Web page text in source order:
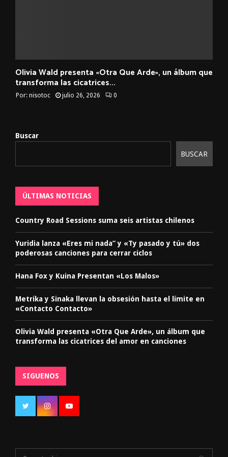
Olivia Wald presenta «Otra Que Arde», un álbum que
transforma las cicatrices...
Por: nisotoc julio 26, 2026 0
Buscar
BUSCAR
ÚLTIMAS NOTICIAS
Country Road Sessions suma seis artistas chilenos
Yuridia lanza «Eres mi nada” y «Ty pasado y tú» dos
poderosas canciones para cerrar ciclos
Hana Fox y Kuina Presentan «Los Malos»
Metrika y Sinaka llevan la obsesión hasta el límite en
«Contacto Contacto»
Olivia Wald presenta «Otra Que Arde», un álbum que
transforma las cicatrices del amor en canciones
SIGUENOS